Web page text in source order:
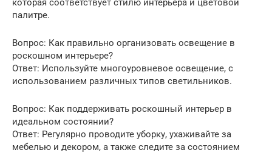
палитре.
Вопрос: Как правильно организовать освещение в
роскошном интерьере?
Ответ: Используйте многоуровневое освещение, с
использованием различных типов светильников.
Вопрос: Как поддерживать роскошный интерьер в
идеальном состоянии?
Ответ: Регулярно проводите уборку, ухаживайте за
мебелью и декором, а также следите за состоянием